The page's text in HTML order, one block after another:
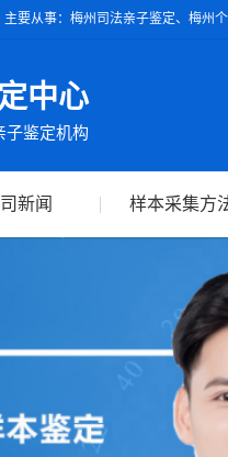
要从事：梅州司法亲子鉴定、梅
亲子鉴定报告可作为独立司法鉴定依
中心
子鉴定机构
新闻 样本采集方